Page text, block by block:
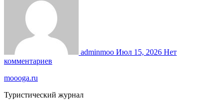
adminmoo Июл 15, 2026 Нет
комментариев
moooga.ru
Туристический журнал